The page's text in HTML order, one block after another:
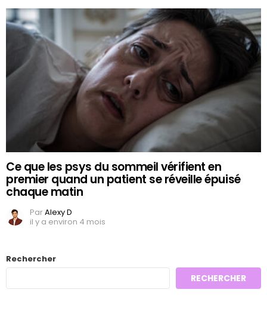
Ce que les psys du sommeil vérifient en
premier quand un patient se réveille épuisé
chaque matin
ParAlexy D
il y a environ 4 mois
Rechercher
RECHERCHER